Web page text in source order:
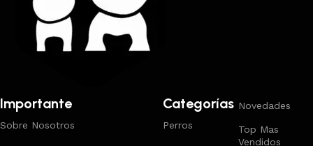
Importante
Sobre Nosotros
Categorías
Perros
Novedades
Top Mas
Vendidos